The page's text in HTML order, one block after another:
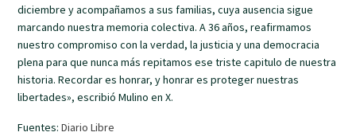
diciembre y acompañamos a sus familias, cuya ausencia sigue
marcando nuestra memoria colectiva. A 36 años, reafirmamos
nuestro compromiso con la verdad, la justicia y una democracia
plena para que nunca más repitamos ese triste capitulo de nuestra
historia. Recordar es honrar, y honrar es proteger nuestras
libertades», escribió Mulino en X.
Fuentes:Diario Libre